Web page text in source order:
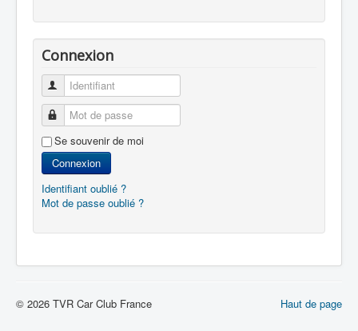
Connexion
Identifiant
Mot de passe
Se souvenir de moi
Connexion
Identifiant oublié ?
Mot de passe oublié ?
Haut de page
© 2026 TVR Car Club France